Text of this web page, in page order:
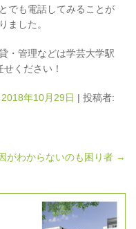
でも電話してみることが
ました。
・管理などは学芸大学駅
ください！
2018年10月29日 | 投稿者:
がわからないのも困り者 →